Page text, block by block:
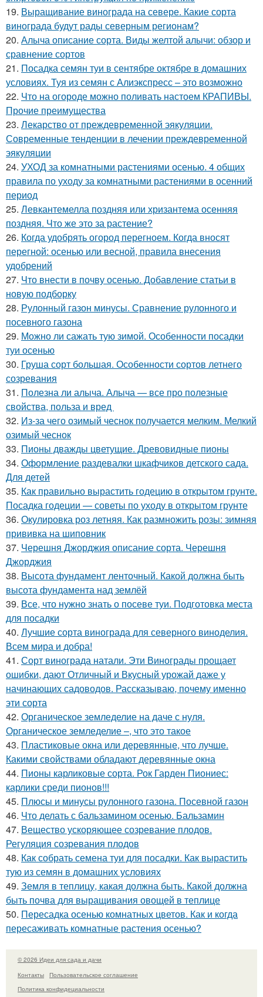
19. Выращивание винограда на севере. Какие сорта
винограда будут рады северным регионам?
20. Алыча описание сорта. Виды желтой алычи: обзор и
сравнение сортов
21. Посадка семян туи в сентябре октябре в домашних
условиях. Туя из семян с Алиэкспресс – это возможно
22. Что на огороде можно поливать настоем КРАПИВЫ.
Прочие преимущества
23. Лекарство от преждевременной эякуляции.
Современные тенденции в лечении преждевременной
эякуляции
24. УХОД за комнатными растениями осенью. 4 общих
правила по уходу за комнатными растениями в осенний
период
25. Левкантемелла поздняя или хризантема осенняя
поздняя. Что же это за растение?
26. Когда удобрять огород перегноем. Когда вносят
перегной: осенью или весной, правила внесения
удобрений
27. Что внести в почву осенью. Добавление статьи в
новую подборку
28. Рулонный газон минусы. Сравнение рулонного и
посевного газона
29. Можно ли сажать тую зимой. Особенности посадки
туи осенью
30. Груша сорт большая. Особенности сортов летнего
созревания
31. Полезна ли алыча. Алыча — все про полезные
свойства, польза и вред
32. Из-за чего озимый чеснок получается мелким. Мелкий
озимый чеснок
33. Пионы дважды цветущие. Древовидные пионы
34. Оформление раздевалки шкафчиков детского сада.
Для детей
35. Как правильно вырастить годецию в открытом грунте.
Посадка годеции — советы по уходу в открытом грунте
36. Окулировка роз летняя. Как размножить розы: зимняя
прививка на шиповник
37. Черешня Джорджия описание сорта. Черешня
Джорджия
38. Высота фундамент ленточный. Какой должна быть
высота фундамента над землёй
39. Все, что нужно знать о посеве туи. Подготовка места
для посадки
40. Лучшие сорта винограда для северного виноделия.
Всем мира и добра!
41. Сорт винограда натали. Эти Винограды прощает
ошибки, дают Отличный и Вкусный урожай даже у
начинающих садоводов. Рассказываю, почему именно
эти сорта
42. Органическое земледелие на даче с нуля.
Органическое земледелие –, что это такое
43. Пластиковые окна или деревянные, что лучше.
Какими свойствами обладают деревянные окна
44. Пионы карликовые сорта. Рок Гарден Пиониес:
карлики среди пионов!!!
45. Плюсы и минусы рулонного газона. Посевной газон
46. Что делать с бальзамином осенью. Бальзамин
47. Вещество ускоряющее созревание плодов.
Регуляция созревания плодов
48. Как собрать семена туи для посадки. Как вырастить
тую из семян в домашних условиях
49. Земля в теплицу, какая должна быть. Какой должна
быть почва для выращивания овощей в теплице
50. Пересадка осенью комнатных цветов. Как и когда
пересаживать комнатные растения осенью?
© 2026 Идеи для сада и дачи
Контакты
Пользовательское соглашение
Политика конфидециальности